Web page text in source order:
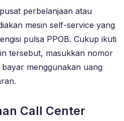
perbelanjaan atau
mesin self-service yang
pulsa PPOB. Cukup ikuti
tersebut, masukkan nomor
menggunakan uang
Call Center